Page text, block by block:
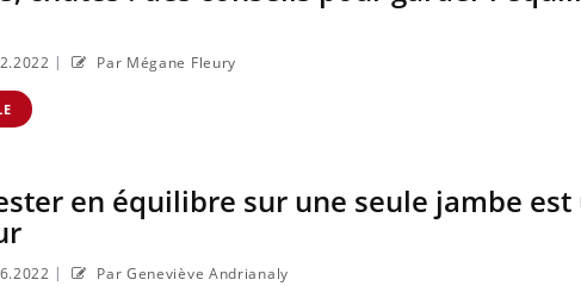
| Par Mégane Fleury
en équilibre sur une seule jambe est
| Par Geneviève Andrianaly